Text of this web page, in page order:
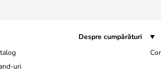
Despre cumpărături
uri